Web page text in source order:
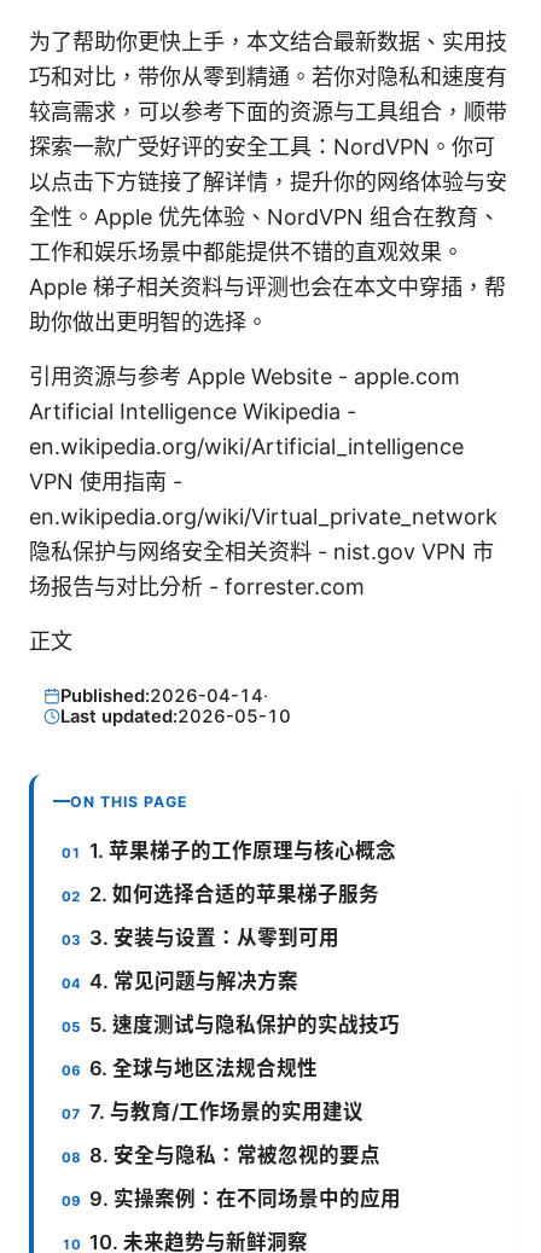
为了帮助你更快上手，本文结合最新数据、实用技
巧和对比，带你从零到精通。若你对隐私和速度有
较高需求，可以参考下面的资源与工具组合，顺带
探索一款广受好评的安全工具：NordVPN。你可
以点击下方链接了解详情，提升你的网络体验与安
全性。Apple 优先体验、NordVPN 组合在教育、
工作和娱乐场景中都能提供不错的直观效果。
Apple 梯子相关资料与评测也会在本文中穿插，帮
助你做出更明智的选择。
引用资源与参考 Apple Website - apple.com
Artificial Intelligence Wikipedia -
en.wikipedia.org/wiki/Artificial_intelligence
VPN 使用指南 -
en.wikipedia.org/wiki/Virtual_private_network
隐私保护与网络安全相关资料 - nist.gov VPN 市
场报告与对比分析 - forrester.com
正文
Published:2026-04-14·
Last updated:2026-05-10
ON THIS PAGE
1. 苹果梯子的工作原理与核心概念
2. 如何选择合适的苹果梯子服务
3. 安装与设置：从零到可用
4. 常见问题与解决方案
5. 速度测试与隐私保护的实战技巧
6. 全球与地区法规合规性
7. 与教育/工作场景的实用建议
8. 安全与隐私：常被忽视的要点
9. 实操案例：在不同场景中的应用
10. 未来趋势与新鲜洞察